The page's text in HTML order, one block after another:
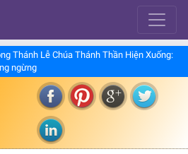
Thánh Lễ Chúa Thánh Thần Hiện Xuống:
ngừng